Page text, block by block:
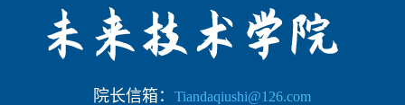
院长信箱：Tiandaqiushi@126.com